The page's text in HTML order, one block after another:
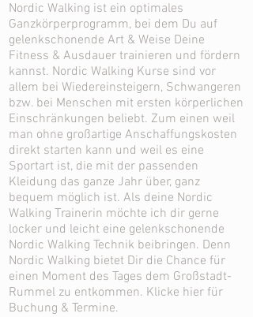
Nordic Walking ist ein optimales
Ganzkörperprogramm, bei dem Du auf
gelenkschonende Art & Weise Deine
Fitness & Ausdauer trainieren und fördern
kannst. Nordic Walking Kurse sind vor
allem bei Wiedereinsteigern, Schwangeren
bzw. bei Menschen mit ersten körperlichen
Einschränkungen beliebt. Zum einen weil
man ohne großartige Anschaffungskosten
direkt starten kann und weil es eine
Sportart ist, die mit der passenden
Kleidung das ganze Jahr über, ganz
bequem möglich ist. Als deine Nordic
Walking Trainerin möchte ich dir gerne
locker und leicht eine gelenkschonende
Nordic Walking Technik beibringen. Denn
Nordic Walking bietet Dir die Chance für
einen Moment des Tages dem Großstadt-
Rummel zu entkommen. Klicke hier für
Buchung & Termine.